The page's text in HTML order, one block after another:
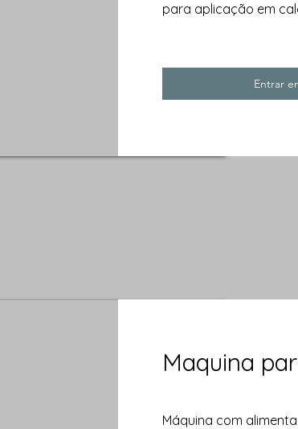
para aplicação em
Entrar
Maquina
Máquina com